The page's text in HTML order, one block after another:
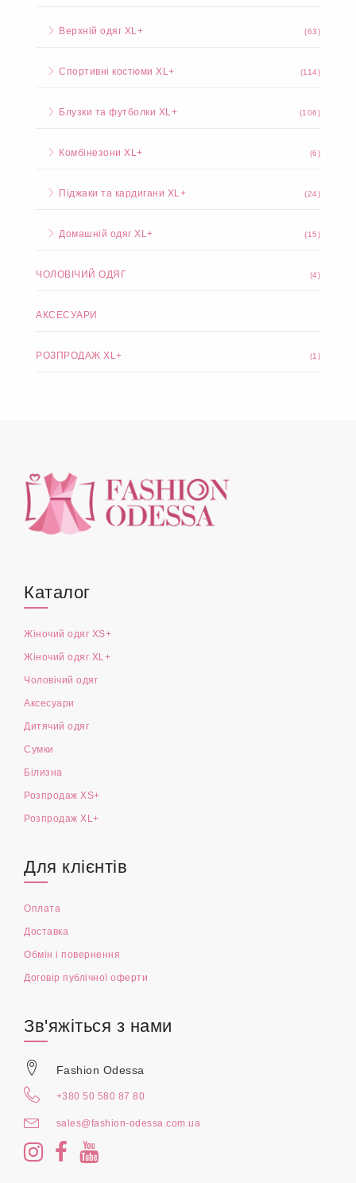
Верхній одяг XL+ (63)
Спортивні костюми XL+ (114)
Блузки та футболки XL+ (106)
Комбінезони XL+ (6)
Піджаки та кардигани XL+ (24)
Домашній одяг XL+ (15)
ЧОЛОВІЧИЙ ОДЯГ (4)
АКСЕСУАРИ
РОЗПРОДАЖ XL+ (1)
Каталог
Жіночий одяг XS+
Жіночий одяг XL+
Чоловічий одяг
Аксесуари
Дитячий одяг
Сумки
Білизна
Розпродаж XS+
Розпродаж XL+
Для клієнтів
Оплата
Доставка
Обмін і повернення
Договір публічної оферти
Зв'яжіться з нами
Fashion Odessa
+380 50 580 87 80
sales@fashion-odessa.com.ua